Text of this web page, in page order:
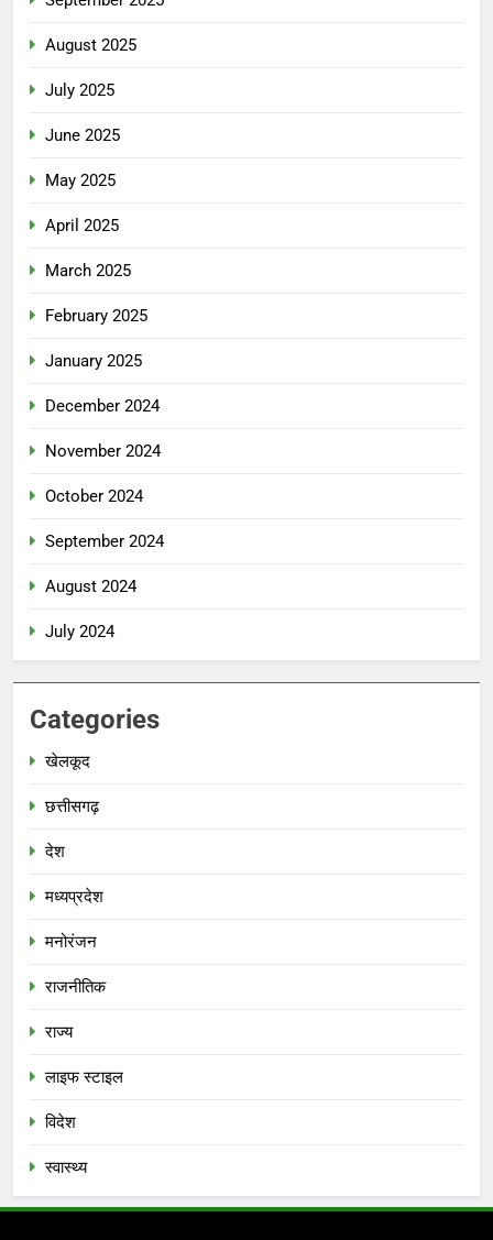
August 2025
July 2025
June 2025
May 2025
April 2025
March 2025
February 2025
January 2025
December 2024
November 2024
October 2024
September 2024
August 2024
July 2024
Categories
खेलकूद
छत्तीसगढ़
देश
मध्‍यप्रदेश
मनोरंजन
राजनीतिक
राज्य
लाइफ स्टाइल
विदेश
स्‍वास्‍थ्‍य